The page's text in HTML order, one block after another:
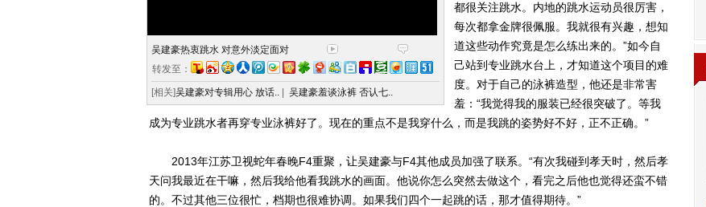
吴建豪热衷跳水 对意外淡定面对
转发至：
[相关]吴建豪对专辑用心 放话.. 吴建豪羞谈泳裤 否认七..
都很关注跳水。内地的跳水运动员很厉害，
每次都拿金牌很佩服。我就很有兴趣，想知
道这些动作究竟是怎么练出来的。”如今自
己站到专业跳水台上，才知道这个项目的难
度。对于自己的泳裤造型，他还是非常害
羞：“我觉得我的服装已经很突破了。等我
成为专业跳水者再穿专业泳裤好了。现在的重点不是我穿什么，而是我跳的姿势好不好，正不正确。”
2013年江苏卫视蛇年春晚F4重聚，让吴建豪与F4其他成员加强了联系。“有次我碰到孝天时，然后孝
天问我最近在干嘛，然后我给他看我跳水的画面。他说你怎么突然去做这个，看完之后他也觉得还蛮不错
的。不过其他三位很忙，档期也很难协调。如果我们四个一起跳的话，那才值得期待。”